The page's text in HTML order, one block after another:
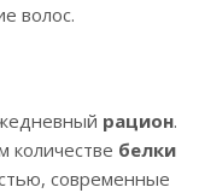
волос.
рацион.
количестве белки
современные